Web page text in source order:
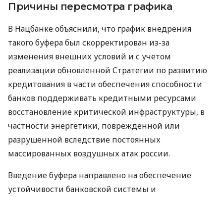
Причины пересмотра графика
В Нацбанке объяснили, что график внедрения
такого буфера был скорректирован из-за
изменения внешних условий и с учетом
реализации обновленной Стратегии по развитию
кредитования в части обеспечения способности
банков поддерживать кредитными ресурсами
восстановление критической инфраструктуры, в
частности энергетики, поврежденной или
разрушенной вследствие постоянных
массированных воздушных атак россии.
Введение буфера направлено на обеспечение
устойчивости банковской системы и